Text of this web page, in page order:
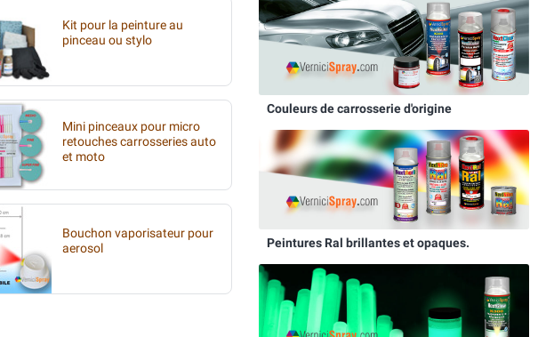
Kit pour la peinture au
pinceau ou stylo
Mini pinceaux pour micro
retouches carrosseries auto
et moto
Bouchon vaporisateur pour
aerosol
Couleurs de carrosserie d'origine
Peintures Ral brillantes et opaques.